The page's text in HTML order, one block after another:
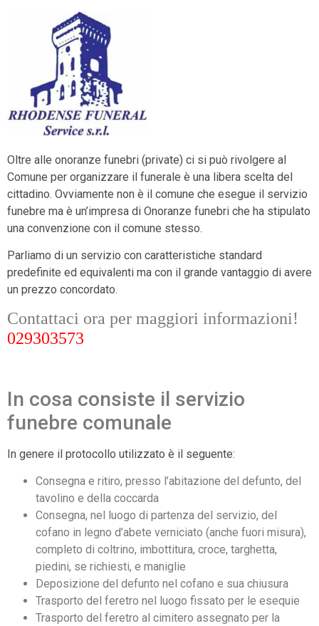
Oltre alle onoranze funebri (private) ci si può rivolgere al
Comune per organizzare il funerale è una libera scelta del
cittadino. Ovviamente non è il comune che esegue il servizio
funebre ma è un’impresa di Onoranze funebri che ha stipulato
una convenzione con il comune stesso.
Parliamo di un servizio con caratteristiche standard
predefinite ed equivalenti ma con il grande vantaggio di avere
un prezzo concordato.
Contattaci ora per maggiori informazioni!
029303573
In cosa consiste il servizio
funebre comunale
In genere il protocollo utilizzato è il seguente:
Consegna e ritiro, presso l’abitazione del defunto, del
tavolino e della coccarda
Consegna, nel luogo di partenza del servizio, del
cofano in legno d’abete verniciato (anche fuori misura),
completo di coltrino, imbottitura, croce, targhetta,
piedini, se richiesti, e maniglie
Deposizione del defunto nel cofano e sua chiusura
Trasporto del feretro nel luogo fissato per le esequie
Trasporto del feretro al cimitero assegnato per la